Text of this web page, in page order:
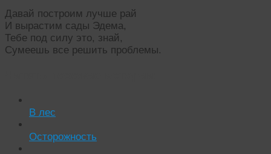
Давай построим лучше рай
И вырастим сады Эдема,
Тебе под силу это, знай,
Сумеешь все решить проблемы.
В лес
Осторожность